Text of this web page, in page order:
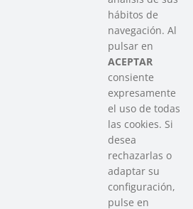
SAREEN SAREA
Asociación que agrupa
del Tercer Sector Social
Contacto
Iparraguirre, 9 lonja –
946 569 230
Colabora
hábitos de
navegación. Al
pulsar en
ACEPTAR
consiente
expresamente
el uso de todas
las cookies. Si
desea
rechazarlas o
adaptar su
configuración,
pulse en